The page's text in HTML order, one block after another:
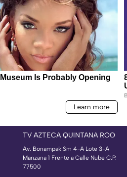
TV AZTECA QUINTANA ROO
Av. Bonampak Sm 4-A Lote 3-A
Manzana 1 Frente a Calle Nube C.P.
77500